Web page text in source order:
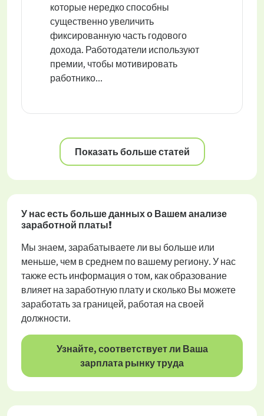
которые нередко способны
существенно увеличить
фиксированную часть годового
дохода. Работодатели используют
премии, чтобы мотивировать
работнико...
Показать больше статей
У нас есть больше данных о Вашем анализе
заработной платы!
Мы знаем, зарабатываете ли вы больше или
меньше, чем в среднем по вашему региону. У нас
также есть информация о том, как образование
влияет на заработную плату и сколько Вы можете
заработать за границей, работая на своей
должности.
Узнайте, соответствует ли Ваша
зарплата рынку труда